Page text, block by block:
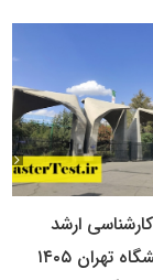
ارشد
تهران ۱۴۰۵